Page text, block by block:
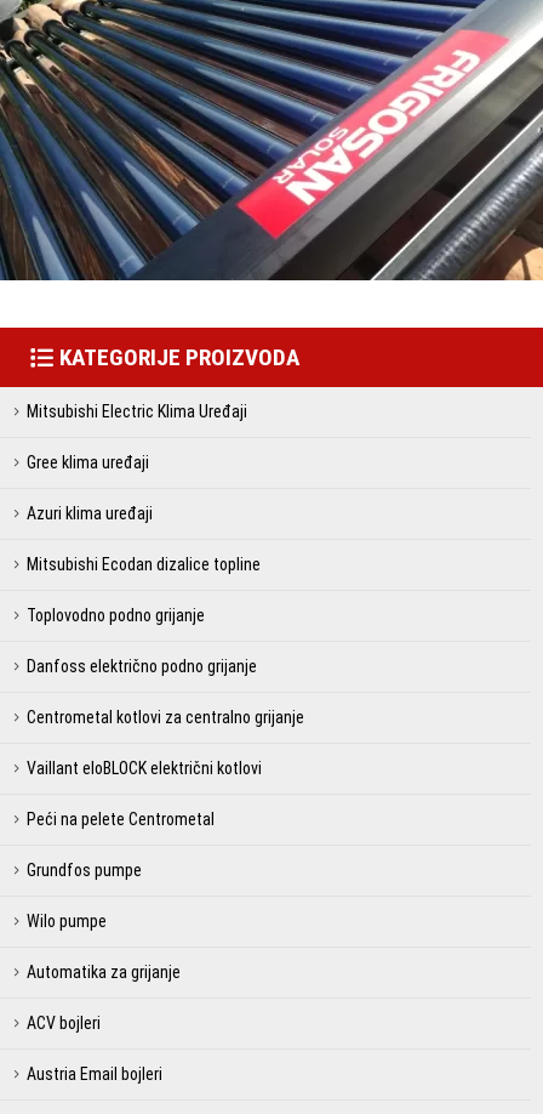
KATEGORIJE PROIZVODA
Mitsubishi Electric Klima Uređaji
Gree klima uređaji
Azuri klima uređaji
Mitsubishi Ecodan dizalice topline
Toplovodno podno grijanje
Danfoss električno podno grijanje
Centrometal kotlovi za centralno grijanje
Vaillant eloBLOCK električni kotlovi
Peći na pelete Centrometal
Grundfos pumpe
Wilo pumpe
Automatika za grijanje
ACV bojleri
Austria Email bojleri